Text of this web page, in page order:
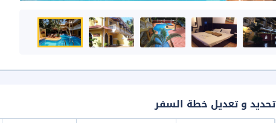
تحديد و تعديل خطة السفر